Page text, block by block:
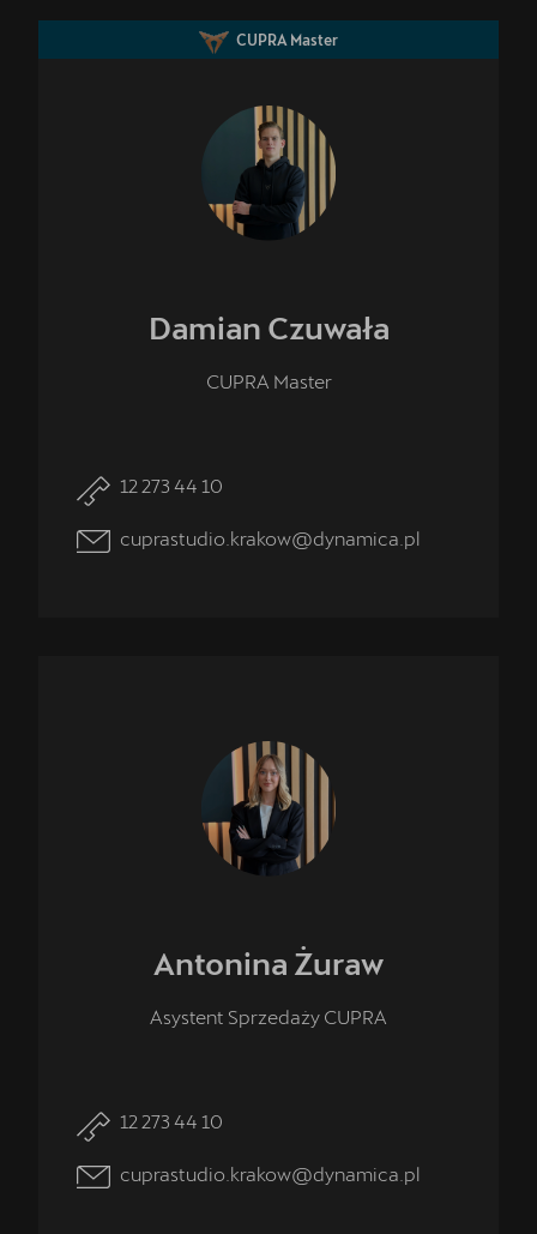
CUPRA Master
Damian Czuwała
CUPRA Master
12 273 44 10
cuprastudio.krakow@dynamica.pl
Antonina Żuraw
Asystent Sprzedaży CUPRA
12 273 44 10
cuprastudio.krakow@dynamica.pl